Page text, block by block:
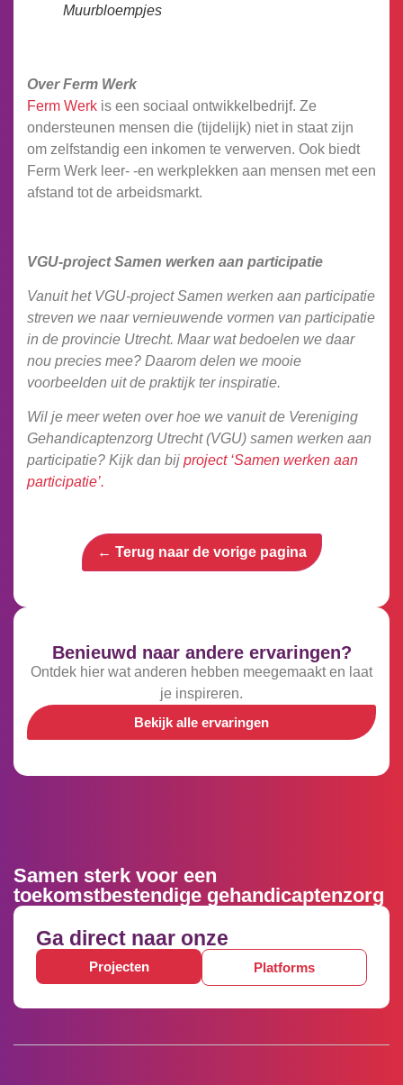
Muurbloempjes
Over Ferm Werk
Ferm Werk is een sociaal ontwikkelbedrijf. Ze
ondersteunen mensen die (tijdelijk) niet in staat zijn
om zelfstandig een inkomen te verwerven. Ook biedt
Ferm Werk leer- -en werkplekken aan mensen met een
afstand tot de arbeidsmarkt.
VGU-project Samen werken aan participatie
Vanuit het VGU-project Samen werken aan participatie
streven we naar vernieuwende vormen van participatie
in de provincie Utrecht. Maar wat bedoelen we daar
nou precies mee? Daarom delen we mooie
voorbeelden uit de praktijk ter inspiratie.
Wil je meer weten over hoe we vanuit de Vereniging
Gehandicaptenzorg Utrecht (VGU) samen werken aan
participatie? Kijk dan bij project ‘Samen werken aan
participatie’.
← Terug naar de vorige pagina
Benieuwd naar andere ervaringen?
Ontdek hier wat anderen hebben meegemaakt en laat
je inspireren.
Bekijk alle ervaringen
Samen sterk voor een
toekomstbestendige gehandicaptenzorg
Ga direct naar onze
Projecten Platforms